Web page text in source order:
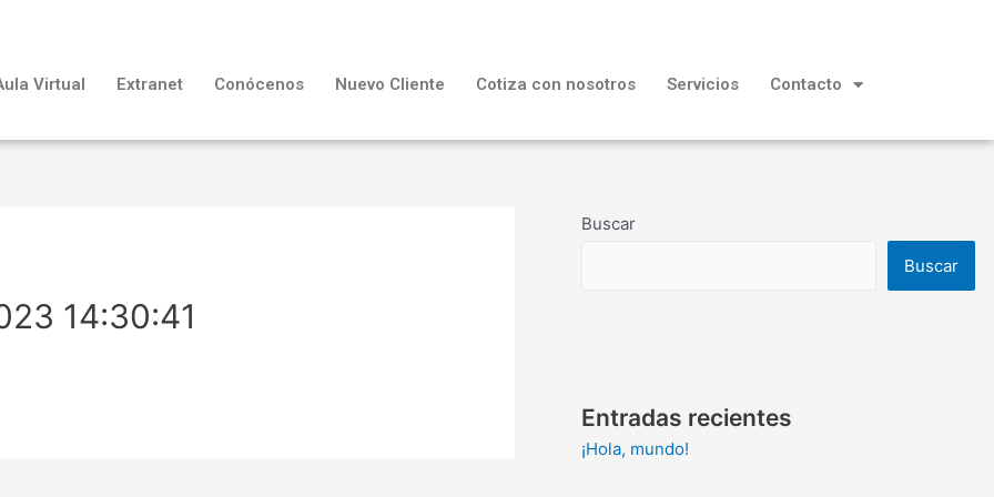
Virtual Extranet Conócenos Nuevo Cliente Cotiza con nosotros Servicios Contacto
14:30:41
Buscar
Buscar
Entradas recientes
¡Hola, mundo!